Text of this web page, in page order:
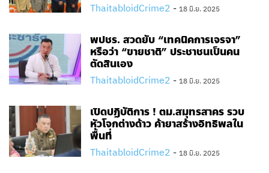
ThaitabloidCrime2 - 18 มิ.ย. 2025
พปชร. สวดยับ “เทคนิคการเจรจา”
หรือว่า “ขายชาติ” ประชาชนเป็นคน
ตัดสินเอง
ThaitabloidCrime2 - 18 มิ.ย. 2025
เปิดปฏิบัติการ ! ตม.สมุทรสาคร รวบ
หัวโจกต่างด้าว ค้ายาสร้างอิทธิพลใน
พื้นที่
ThaitabloidCrime2 - 18 มิ.ย. 2025